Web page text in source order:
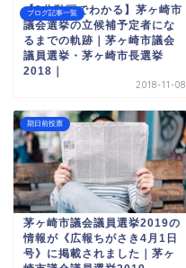
ブログ記事一覧
【3分動画でわかる】茅ヶ崎市
議会選挙の立候補予定者にな
るまでの軌跡｜茅ヶ崎市議会
議員選挙・茅ヶ崎市長選挙
2018｜
2018-11-08
期日前投票
茅ヶ崎市議会議員選挙2019の
情報が《広報ちがさき4月1日
号》に掲載されました｜茅ヶ